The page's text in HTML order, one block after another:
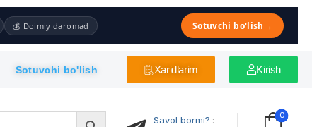
💰 Doimiy daromad Sotuvchi bo'lish →
Sotuvchi bo'lish Xaridlarim Kirish
Savol bormi? : 0